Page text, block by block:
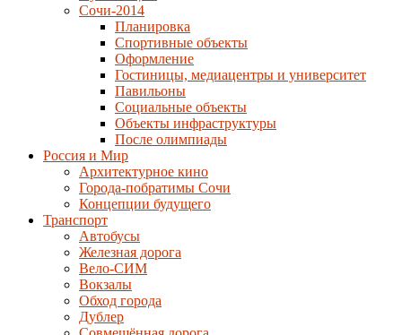
Сочи-2014
Планировка
Спортивные объекты
Оформление
Гостиницы, медиацентры и университет
Павильоны
Социальные объекты
Объекты инфраструктуры
После олимпиады
Россия и Мир
Архитектурное кино
Города-побратимы Сочи
Концепции будущего
Транспорт
Автобусы
Железная дорога
Вело-СИМ
Вокзалы
Обход города
Дублер